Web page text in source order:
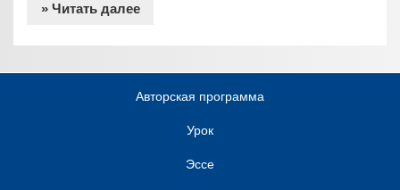
» Читать далее
Авторская программа
Урок
Эссе